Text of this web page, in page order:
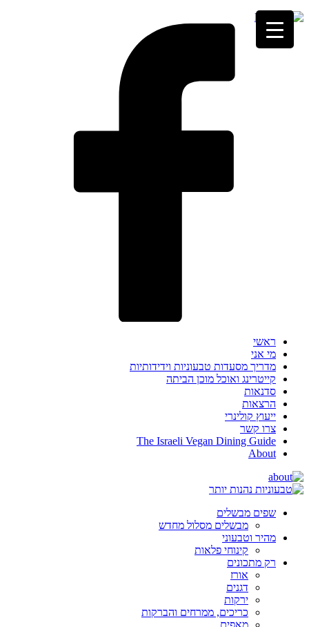
ראשי
מי אני
מדריך מסעדות טבעוניות וידידותיות
קייטרינג ואוכל מוכן הביתה
סדנאות
הרצאות
ייעוץ קולינרי
צרו קשר
The Israeli Vegan Dining Guide
About
שפים מבשלים
מבשלים מסלול מחדש
מהיר וטבעוני
קינוחי פלאות
רק מתכונים
אורז
דגנים
ירקות
כריכים, ממרחים והברקות
מאפים